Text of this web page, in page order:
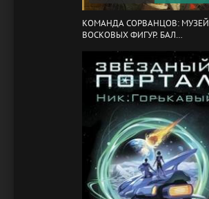
КОМАНДА СОРВАНЦОВ: МУЗЕЙ
ВОСКОВЫХ ФИГУР. БАЛ